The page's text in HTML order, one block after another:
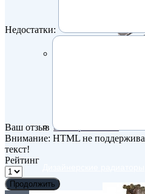
Электрические
Недостатки:
Ваш отзыв
Внимание: HTML не
текст!
Рейтинг
Продолжить